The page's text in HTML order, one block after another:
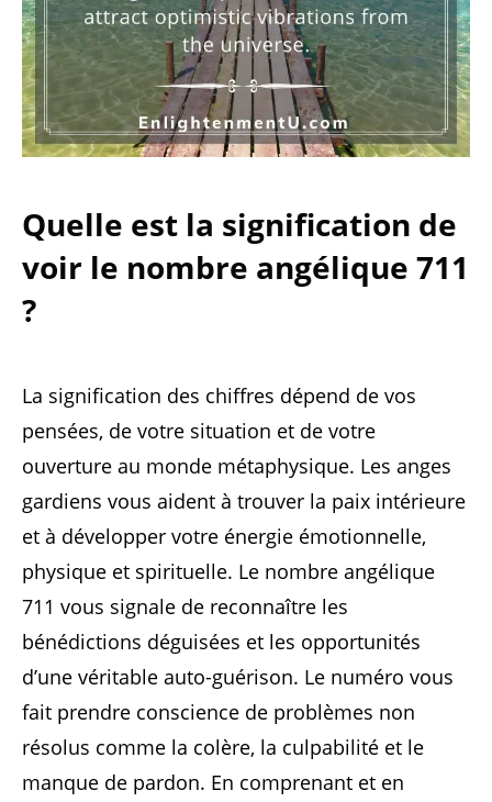
Quelle est la signification de
voir le nombre angélique 711
?
La signification des chiffres dépend de vos
pensées, de votre situation et de votre
ouverture au monde métaphysique. Les anges
gardiens vous aident à trouver la paix intérieure
et à développer votre énergie émotionnelle,
physique et spirituelle. Le nombre angélique
711 vous signale de reconnaître les
bénédictions déguisées et les opportunités
d’une véritable auto-guérison. Le numéro vous
fait prendre conscience de problèmes non
résolus comme la colère, la culpabilité et le
manque de pardon. En comprenant et en